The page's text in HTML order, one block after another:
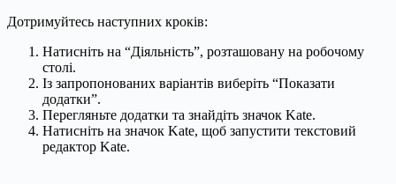
Дотримуйтесь наступних кроків:
Натисніть на “Діяльність”, розташовану на робочому
столі.
Із запропонованих варіантів виберіть “Показати
додатки”.
Перегляньте додатки та знайдіть значок Kate.
Натисніть на значок Kate, щоб запустити текстовий
редактор Kate.